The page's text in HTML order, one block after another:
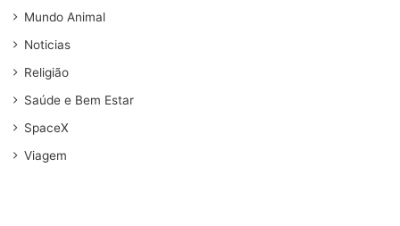
Mundo Animal
Noticias
Religião
Saúde e Bem Estar
SpaceX
Viagem